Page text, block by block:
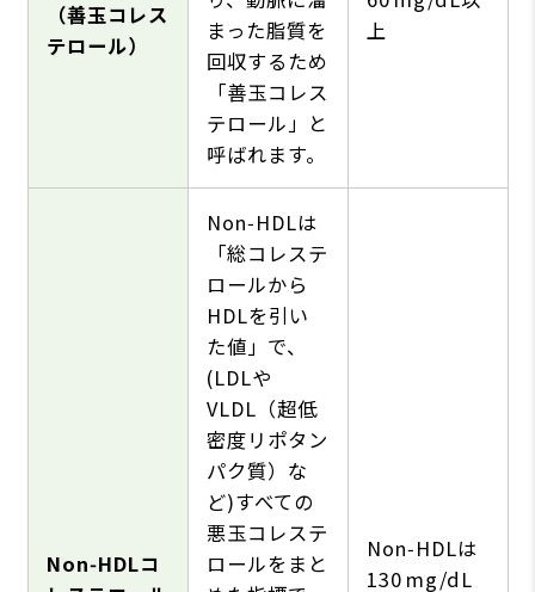
（善玉コレス
テロール）
まった脂質を
回収するため
「善玉コレス
テロール」と
呼ばれます。
上
Non‑HDLコ
Non‑HDLは
「総コレステ
ロールから
HDLを引い
た値」で、
(LDLや
VLDL（超低
密度リポタン
パク質）な
ど)すべての
悪玉コレステ
ロールをまと
Non‑HDLは
130 mg/dL